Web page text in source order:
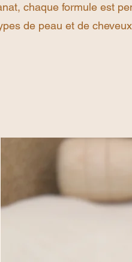
chaque formule est
de peau et de